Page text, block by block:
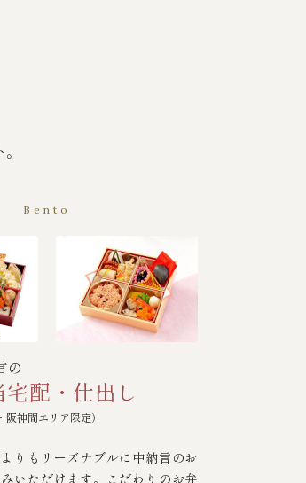
Bento
の
宅配・仕出し
阪神間エリア限定）
りもリーズナブルに中納言のお
いただけます。こだわりのお弁